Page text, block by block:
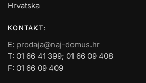
Hrvatska
KONTAKT:
E: prodaja@naj-domus.hr
T: 01 66 41 399; 01 66 09 408
F: 01 66 09 409